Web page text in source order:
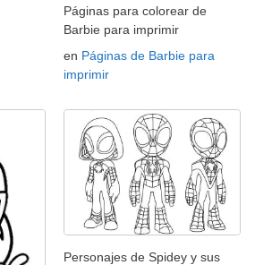
Páginas para colorear de
Barbie para imprimir
en Páginas de Barbie para
imprimir
Personajes de Spidey y sus